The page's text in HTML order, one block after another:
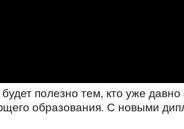
полезно тем, кто уже
образования. С новыми